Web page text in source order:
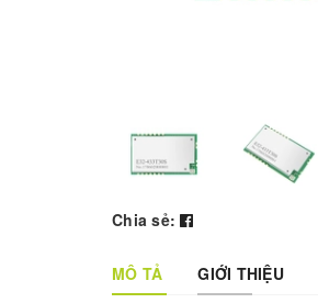
Chia sẻ:
MÔ TẢ GIỚI THIỆU